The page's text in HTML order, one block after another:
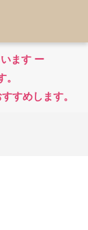
ます ー
すめします。